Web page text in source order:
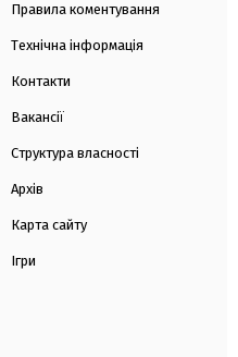
Правила коментування
Технічна інформація
Контакти
Вакансії
Структура власності
Архів
Карта сайту
Ігри